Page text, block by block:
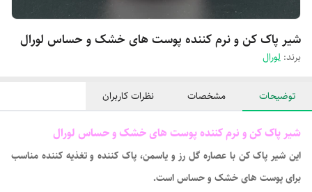
شیر پاک کن و نرم کننده پوست های خشک و حساس لورال
برند: لورال
توضیحات مشخصات نظرات کاربران
شیر پاک کن و نرم کننده پوست های خشک و حساس لورال
این شیر پاک کن با عصاره گل رز و یاسمن، پاک کننده و تغذیه کننده مناسب
برای پوست های خشک و حساس است.